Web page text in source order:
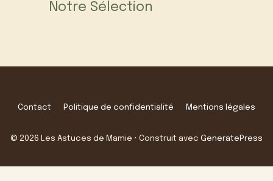
Notre Sélection
Contact Politique de confidentialité Mentions légales
© 2026 Les Astuces de Mamie • Construit avec GeneratePress